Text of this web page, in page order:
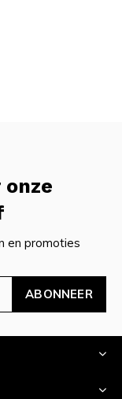
onze
en promoties
ABONNEER